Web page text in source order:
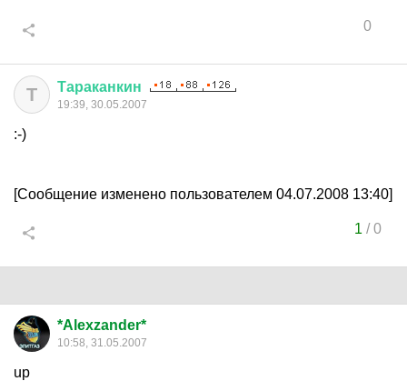
0
Т Тараканкин
19:39, 30.05.2007
:-)
[Сообщение изменено пользователем 04.07.2008 13:40]
1 /0
*Alexzander*
10:58, 31.05.2007
up